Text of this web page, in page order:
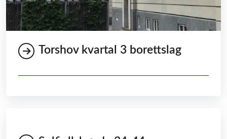
Torshov kvartal 3 borettslag